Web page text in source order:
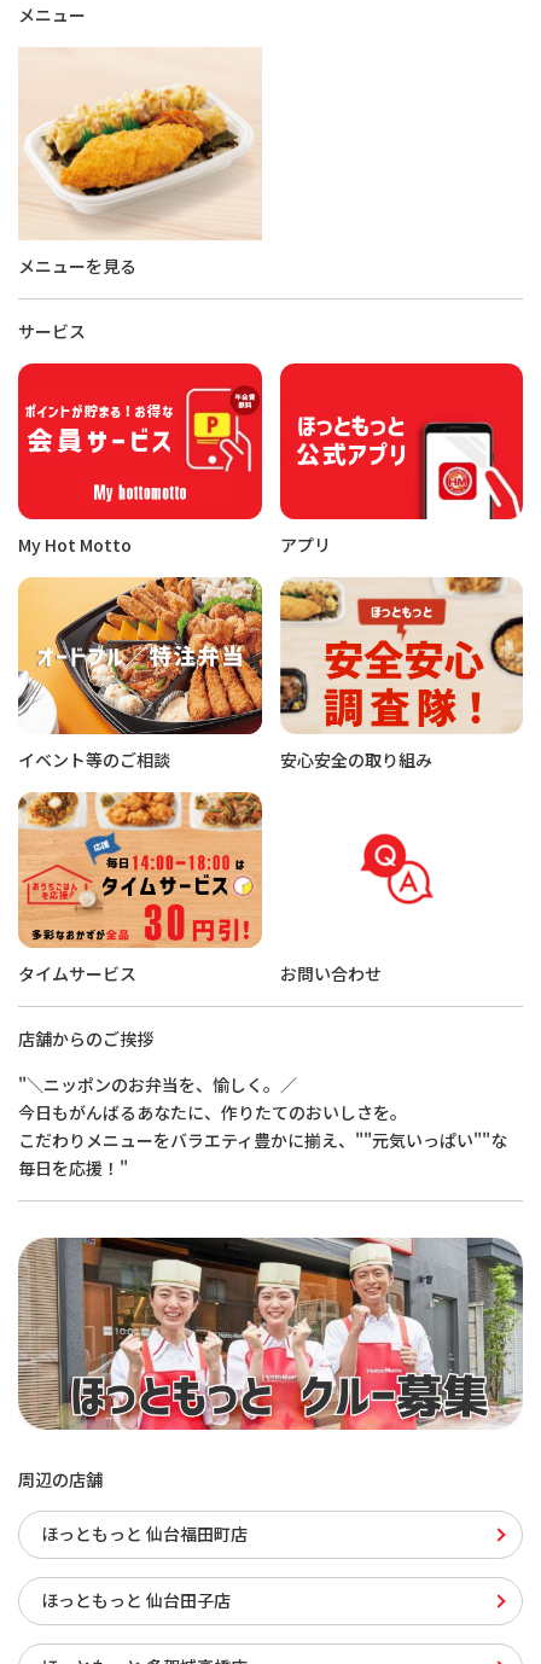
メニュー
メニューを見る
サービス
My Hot Motto アプリ
イベント等のご相談 安心安全の取り組み
タイムサービス お問い合わせ
店舗からのご挨拶
"＼ニッポンのお弁当を、愉しく。／
今日もがんばるあなたに、作りたてのおいしさを。
こだわりメニューをバラエティ豊かに揃え、""元気いっぱい""な
毎日を応援！"
周辺の店舗
ほっともっと 仙台福田町店
ほっともっと 仙台田子店